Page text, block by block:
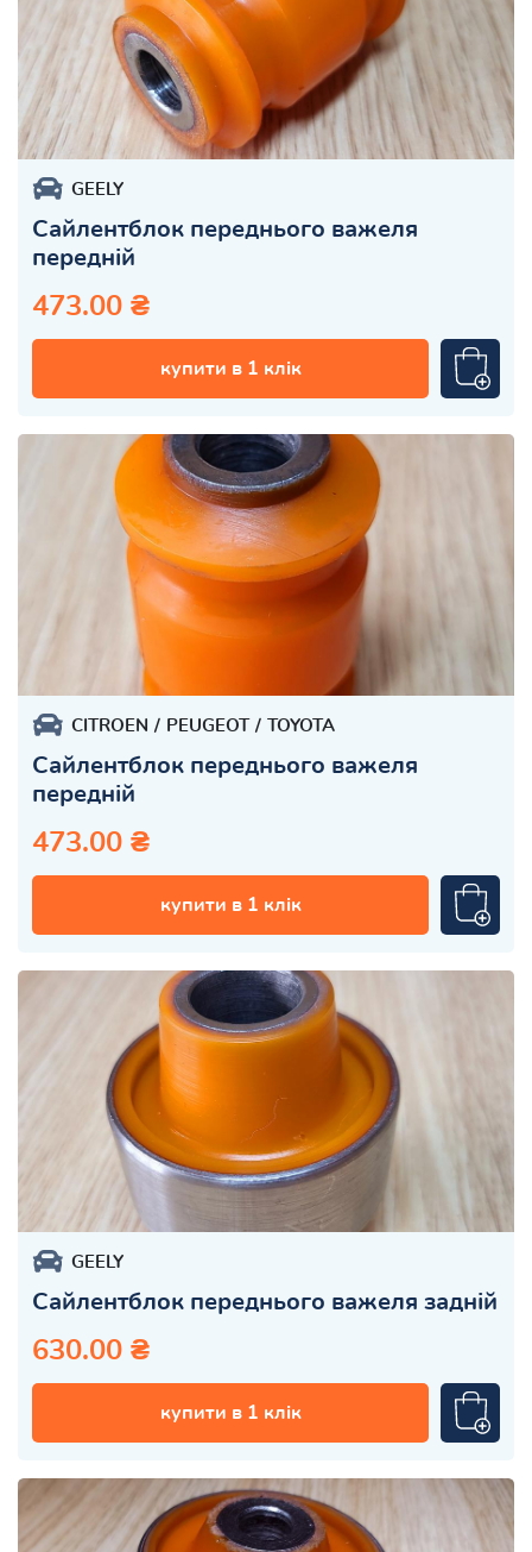
GEELY
Сайлентблок переднього важеля
передній
473.00 ₴
купити в 1 клік
CITROEN PEUGEOT TOYOTA
Сайлентблок переднього важеля
передній
473.00 ₴
купити в 1 клік
GEELY
Сайлентблок переднього важеля задній
630.00 ₴
купити в 1 клік